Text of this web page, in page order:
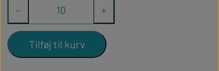
− +
Tilføj til kurv